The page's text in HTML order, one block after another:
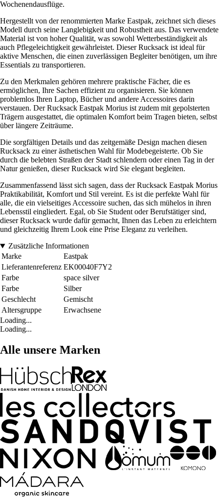
Wochenendausflüge.
Hergestellt von der renommierten Marke Eastpak, zeichnet sich dieses
Modell durch seine Langlebigkeit und Robustheit aus. Das verwendete
Material ist von hoher Qualität, was sowohl Wetterbeständigkeit als
auch Pflegeleichtigkeit gewährleistet. Dieser Rucksack ist ideal für
aktive Menschen, die einen zuverlässigen Begleiter benötigen, um ihre
Essentials zu transportieren.
Zu den Merkmalen gehören mehrere praktische Fächer, die es
ermöglichen, Ihre Sachen effizient zu organisieren. Sie können
problemlos Ihren Laptop, Bücher und andere Accessoires darin
verstauen. Der Rucksack Eastpak Morius ist zudem mit gepolsterten
Trägern ausgestattet, die optimalen Komfort beim Tragen bieten, selbst
über längere Zeiträume.
Die sorgfältigen Details und das zeitgemäße Design machen diesen
Rucksack zu einer ästhetischen Wahl für Modebegeisterte. Ob Sie
durch die belebten Straßen der Stadt schlendern oder einen Tag in der
Natur genießen, dieser Rucksack wird Sie elegant begleiten.
Zusammenfassend lässt sich sagen, dass der Rucksack Eastpak Morius
Praktikabilität, Komfort und Stil vereint. Es ist die perfekte Wahl für
alle, die ein vielseitiges Accessoire suchen, das sich mühelos in ihren
Lebensstil eingliedert. Egal, ob Sie Student oder Berufstätiger sind,
dieser Rucksack wurde dafür gemacht, Ihnen das Leben zu erleichtern
und gleichzeitig Ihrem Look eine Prise Eleganz zu verleihen.
Zusätzliche Informationen
Marke
Eastpak
Lieferantenreferenz EK00040F7Y2
Farbe
space silver
Farbe
Silber
Geschlecht
Gemischt
Altersgruppe
Erwachsene
Loading...
Loading...
Alle unsere Marken